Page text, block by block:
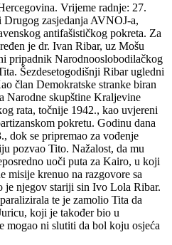
Vrijeme radnje: 27.
Drugog zasjedanja AVNOJ-a,
antifašističkog pokreta. Za
je dr. Ivan Ribar, uz Mošu
pripadnik Narodnooslobodilačkog
Šezdesetogodišnji Ribar ugledni
član Demokratske stranke biran
Narodne skupštine Kraljevine
rata, točnije 1942., kao uvjereni
pokretu. Godinu dana
dok se pripremao za vođenje
pozvao Tito. Nažalost, da mu
uoči puta za Kairo, u koji
misije krenuo na razgovore sa
je njegov stariji sin Ivo Lola Ribar.
te je zamolio Tita da
koji je također bio u
mogao ni slutiti da bol koju osjeća